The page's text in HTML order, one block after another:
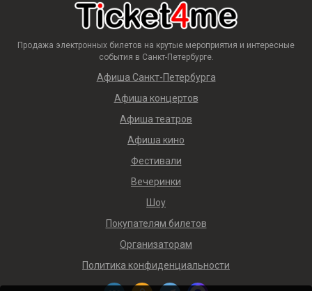
Продажа электронных билетов на крутые мероприятия и интересные
события в Санкт-Петербурге.
Афиша Санкт-Петербурга
Афиша концертов
Афиша театров
Афиша кино
Фестивали
Вечеринки
Шоу
Покупателям билетов
Организаторам
Политика конфиденциальности